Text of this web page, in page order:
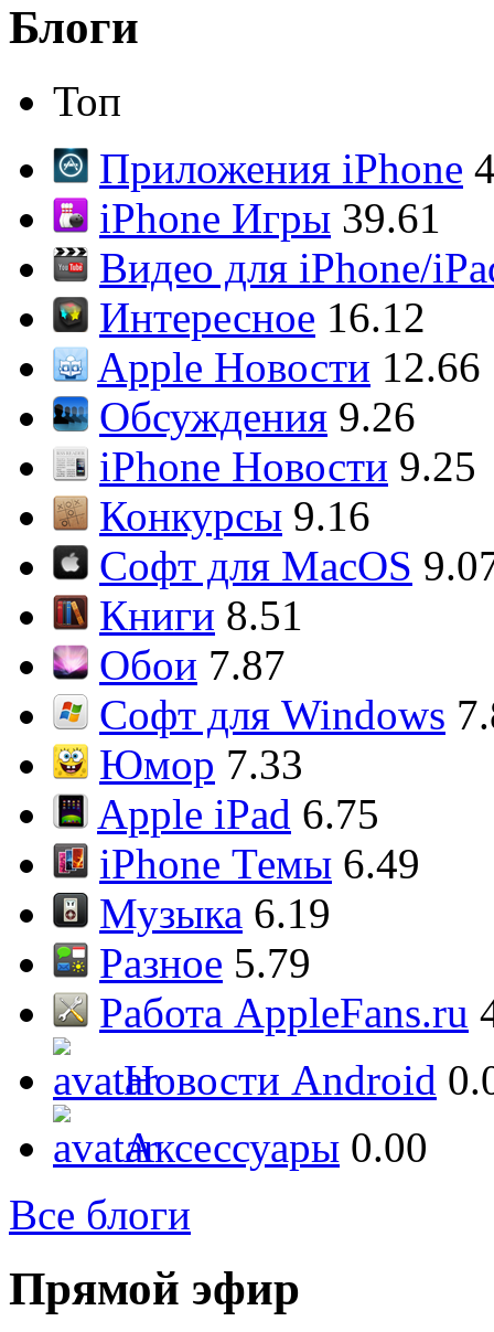
Блоги
Топ
Приложения iPhone
iPhone Игры 39.61
Видео для iPhone/
Интересное 16.12
Apple Новости 12.66
Обсуждения 9.26
iPhone Новости 9.25
Конкурсы 9.16
Софт для MacOS
Книги 8.51
Обои 7.87
Софт для Windows
Юмор 7.33
Apple iPad 6.75
iPhone Темы 6.49
Музыка 6.19
Разное 5.79
Работа AppleFans.ru
Новости Android
Аксессуары 0.00
Все блоги
Прямой эфир